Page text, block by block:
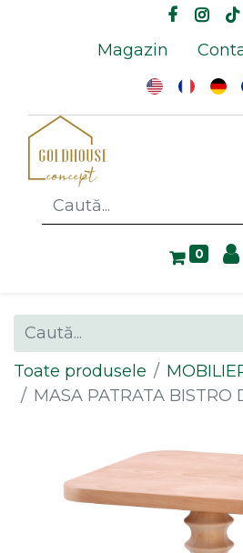
Magazin
0
Toate produsele
MASA PATRATA BISTRO